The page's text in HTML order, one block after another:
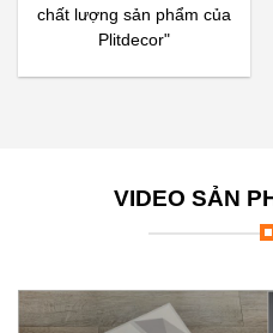
chất lượng sản phẩm của
Plitdecor"
VIDEO SẢN